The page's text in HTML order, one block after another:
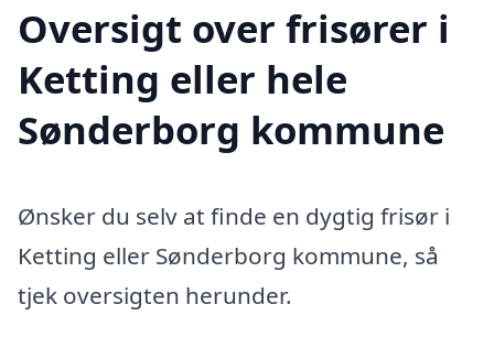
Oversigt over frisører i
Ketting eller hele
Sønderborg kommune
Ønsker du selv at finde en dygtig frisør i
Ketting eller Sønderborg kommune, så
tjek oversigten herunder.